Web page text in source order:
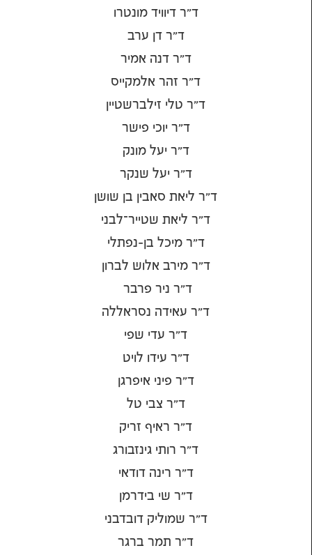
ד"ר דיוויד מונטרו
ד"ר דן ערב
ד"ר דנה אמיר
ד"ר זהר אלמקייס
ד"ר טלי זילברשטיין
ד"ר יוכי פישר
ד"ר יעל מונק
ד"ר יעל שנקר
ד"ר ליאת סאבין בן שושן
ד"ר ליאת שטייר־לבני
ד"ר מיכל בן-נפתלי
ד"ר מירב אלוש לברון
ד"ר ניר פרבר
ד"ר עאידה נסראללה
ד"ר עדי שפי
ד"ר עידו לויט
ד"ר פיני איפרגן
ד"ר צבי טל
ד"ר ראיף זריק
ד"ר רותי גינזבורג
ד"ר רינה דודאי
ד"ר שי בידרמן
ד"ר שמוליק דובדבני
ד"ר תמר ברגר